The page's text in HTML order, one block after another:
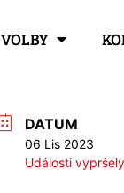
VOLBY
DATUM
06 Lis 2023
Události vypršely